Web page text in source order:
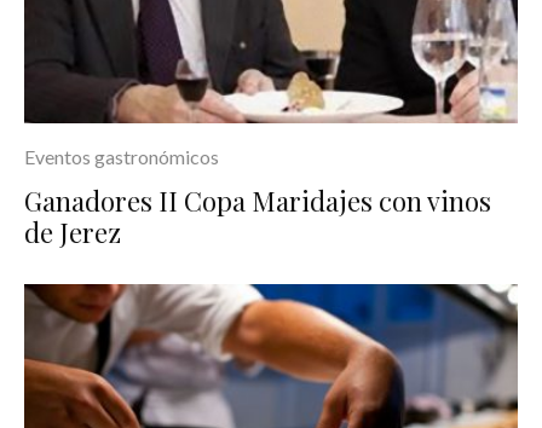
Eventos gastronómicos
Ganadores II Copa Maridajes con vinos
de Jerez